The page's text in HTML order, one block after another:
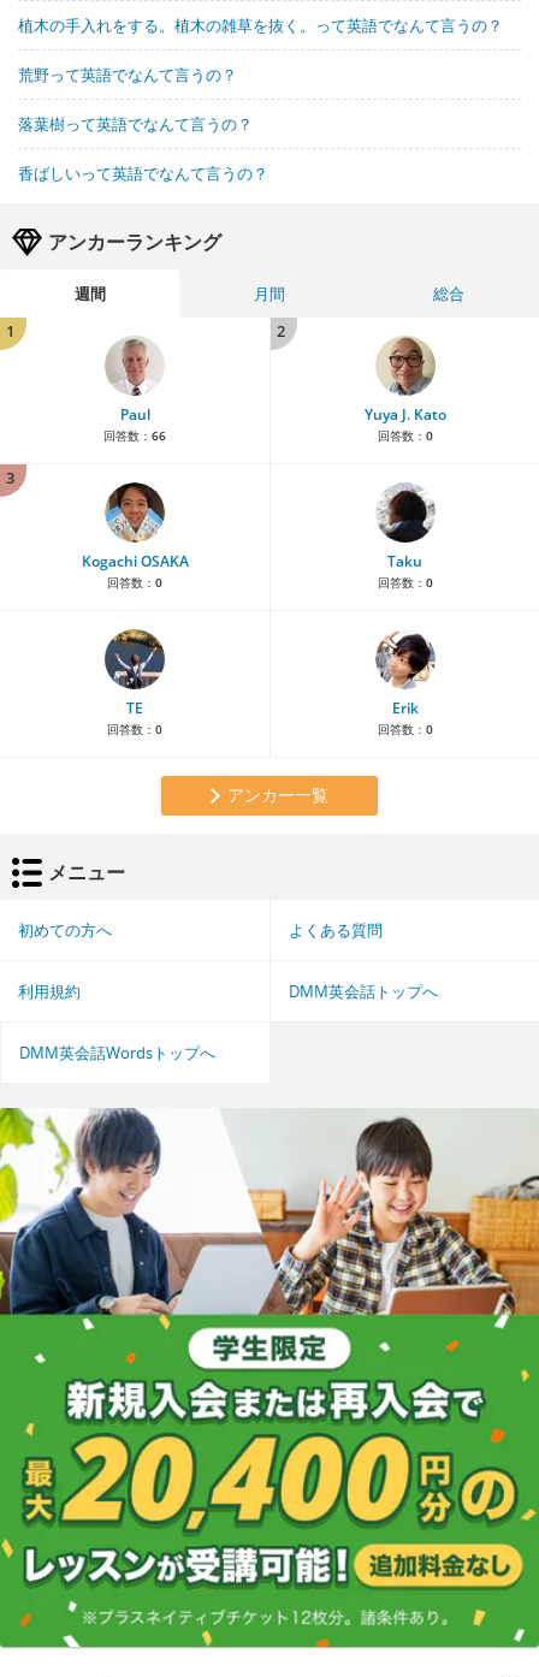
植木の手入れをする。植木の雑草を抜く。って英語でなんて言うの？
荒野って英語でなんて言うの？
落葉樹って英語でなんて言うの？
香ばしいって英語でなんて言うの？
アンカーランキング
週間 月間
総合
1
Paul
回答数： 66
2
Yuya J. Kato
回答数： 0
3
Kogachi OSAKA
回答数： 0
Taku
回答数： 0
TE
回答数： 0
Erik
回答数： 0
アンカー一覧
メニュー
初めての方へ よくある質問
利用規約 DMM英会話トップへ
DMM英会話Wordsトップへ